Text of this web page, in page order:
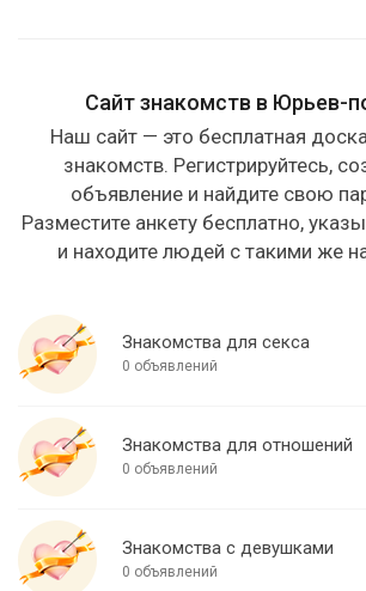
Сайт знакомств в Юрьев-
Наш сайт — это бесплатная
знакомств. Регистрируйтесь,
объявление и найдите свою
Разместите анкету бесплатно,
и находите людей с такими же
Знакомства для секса
0 объявлений
Знакомства для отношений
0 объявлений
Знакомства с девушками
0 объявлений